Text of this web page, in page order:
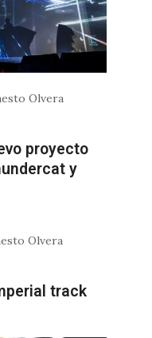
Olvera
proyecto
y
Olvera
track